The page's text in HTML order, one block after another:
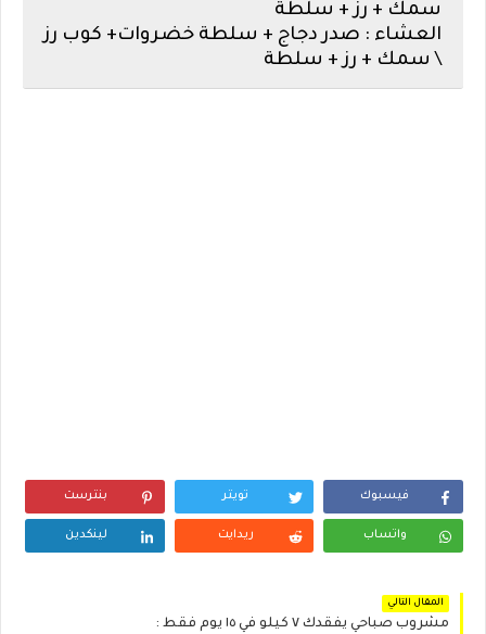
سمك + رز + سلطة
العشاء : صدر دجاج + سلطة خضروات+ كوب رز
\ سمك + رز + سلطة
فيسبوك تويتر بنترست
واتساب ريدايت لينكدين
المقال التالي
مشروب صباحي يفقدك ٧ كيلو في ١٥ يوم فقط :